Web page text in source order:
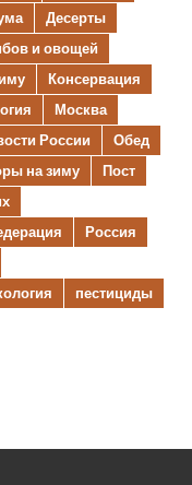
Десерты
и овощей
Консервация
Москва
России
Обед
на зиму
Пост
Россия
пестициды